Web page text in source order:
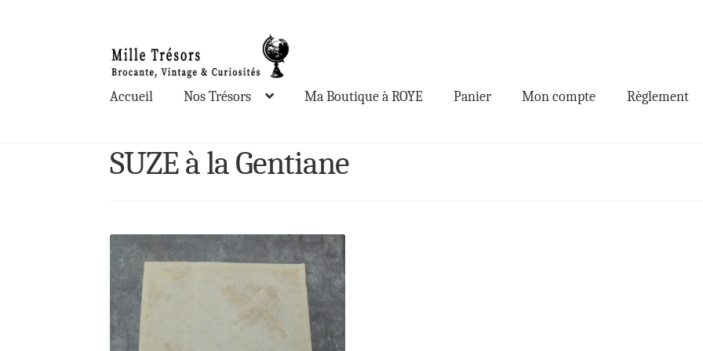
à
la
navigation
au
contenu
Accueil Nos Trésors Ma Boutique à ROYE Panier Mon compte Règlement
SUZE à la Gentiane